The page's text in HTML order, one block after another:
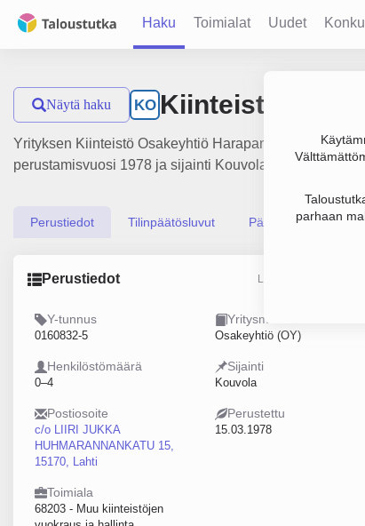
Haku Toimialat Uudet
parhaan
Näytä haku KO Kiinteistö
Yrityksen Kiinteistö Osakeyhtiö Harapansalo
perustamisvuosi 1978 ja sijainti Kouvola. Yrityksen
Perustiedot Tilinpäätösluvut Päättäjätiedot
Perustiedot Lähde: YTJ, PRH,
Y-tunnus
0160832-5
Yritysmuoto
Osakeyhtiö (OY)
Henkilöstömäärä
0–4
Sijainti
Kouvola
Postiosoite
c/o LIIRI JUKKA
HUHMARANNANKATU 15,
15170, Lahti
Perustettu
15.03.1978
Toimiala
68203 - Muu kiinteistöjen